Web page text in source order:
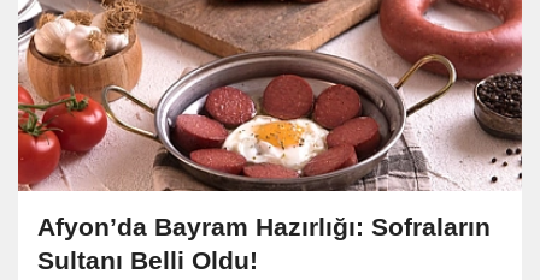
Afyon’da Bayram Hazırlığı: Sofraların
Sultanı Belli Oldu!